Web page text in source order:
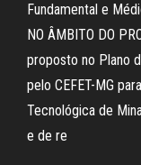
Fundamental e
NO ÂMBITO DO
proposto no Plano
pelo CEFET-MG
Tecnológica de
e de re